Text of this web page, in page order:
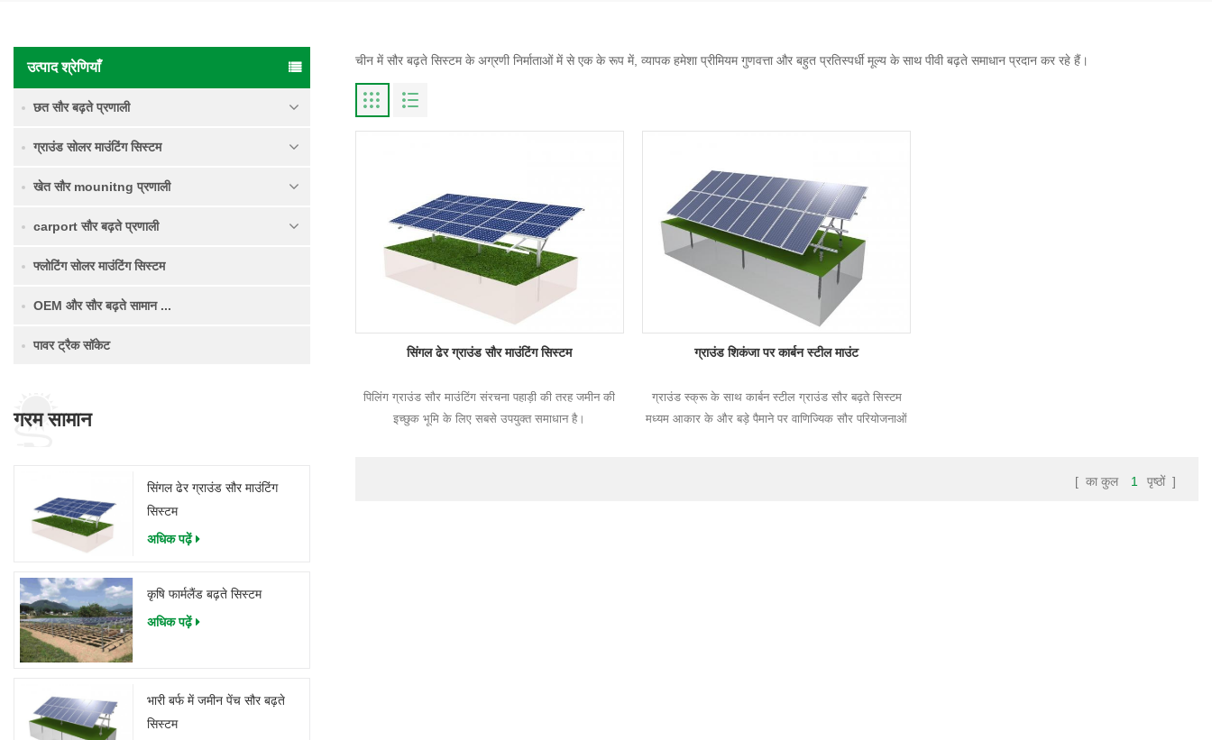
उत्पाद श्रेणियाँ
छत सौर बढ़ते प्रणाली
ग्राउंड सोलर माउंटिंग सिस्टम
खेत सौर mounitng प्रणाली
carport सौर बढ़ते प्रणाली
फ्लोटिंग सोलर माउंटिंग सिस्टम
OEM और सौर बढ़ते सामान ...
पावर ट्रैक सॉकेट
गरम सामान
सिंगल ढेर ग्राउंड सौर माउंटिंग
सिस्टम
अधिक पढ़ें
कृषि फार्मलैंड बढ़ते सिस्टम
अधिक पढ़ें
भारी बर्फ में जमीन पेंच सौर बढ़ते
सिस्टम
चीन में सौर बढ़ते सिस्टम के अग्रणी निर्माताओं में से एक के रूप में, व्यापक हमेशा प्रीमियम गुणवत्ता और बहुत प्रतिस्पर्धी मूल्य के साथ पीवी बढ़ते समाधान प्रदान कर रहे हैं।
सिंगल ढेर ग्राउंड सौर माउंटिंग सिस्टम
पिलिंग ग्राउंड सौर माउंटिंग संरचना पहाड़ी की तरह जमीन की
इच्छुक भूमि के लिए सबसे उपयुक्त समाधान है।
ग्राउंड शिकंजा पर कार्बन स्टील माउंट
ग्राउंड स्क्रू के साथ कार्बन स्टील ग्राउंड सौर बढ़ते सिस्टम
मध्यम आकार के और बड़े पैमाने पर वाणिज्यिक सौर परियोजनाओं
[ का कुल 1 पृष्ठों ]